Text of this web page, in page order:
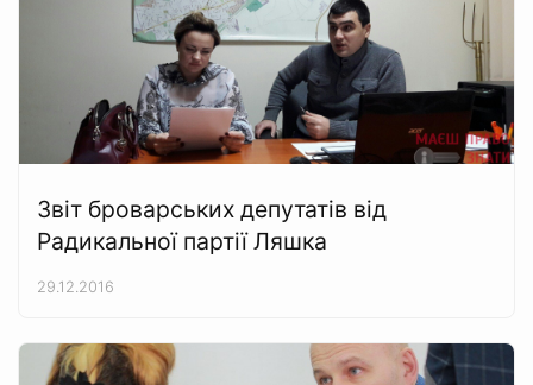
Звіт броварських депутатів від
Радикальної партії Ляшка
29.12.2016